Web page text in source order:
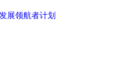
展领航者计划